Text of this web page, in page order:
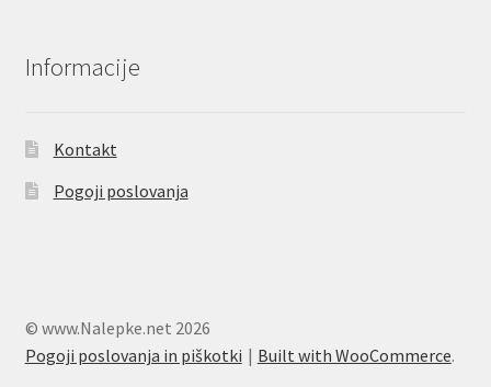
Informacije
Kontakt
Pogoji poslovanja
© www.Nalepke.net 2026
Pogoji poslovanja in piškotki
Built with WooCommerce.